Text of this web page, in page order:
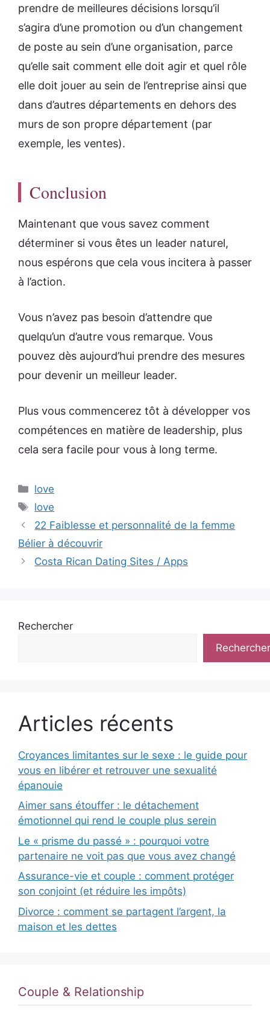
prendre de meilleures décisions lorsqu’il
s’agira d’une promotion ou d’un changement
de poste au sein d’une organisation, parce
qu’elle sait comment elle doit agir et quel rôle
elle doit jouer au sein de l’entreprise ainsi que
dans d’autres départements en dehors des
murs de son propre département (par
exemple, les ventes).
Conclusion
Maintenant que vous savez comment
déterminer si vous êtes un leader naturel,
nous espérons que cela vous incitera à passer
à l’action.
Vous n’avez pas besoin d’attendre que
quelqu’un d’autre vous remarque. Vous
pouvez dès aujourd’hui prendre des mesures
pour devenir un meilleur leader.
Plus vous commencerez tôt à développer vos
compétences en matière de leadership, plus
cela sera facile pour vous à long terme.
Catégories
love
Étiquettes
love
22 Faiblesse et personnalité de la femme
Bélier à découvrir
Costa Rican Dating Sites / Apps
Rechercher
Rechercher
Articles récents
Croyances limitantes sur le sexe : le guide pour
vous en libérer et retrouver une sexualité
épanouie
Aimer sans étouffer : le détachement
émotionnel qui rend le couple plus serein
Le « prisme du passé » : pourquoi votre
partenaire ne voit pas que vous avez changé
Assurance-vie et couple : comment protéger
son conjoint (et réduire les impôts)
Divorce : comment se partagent l’argent, la
maison et les dettes
Couple & Relationship